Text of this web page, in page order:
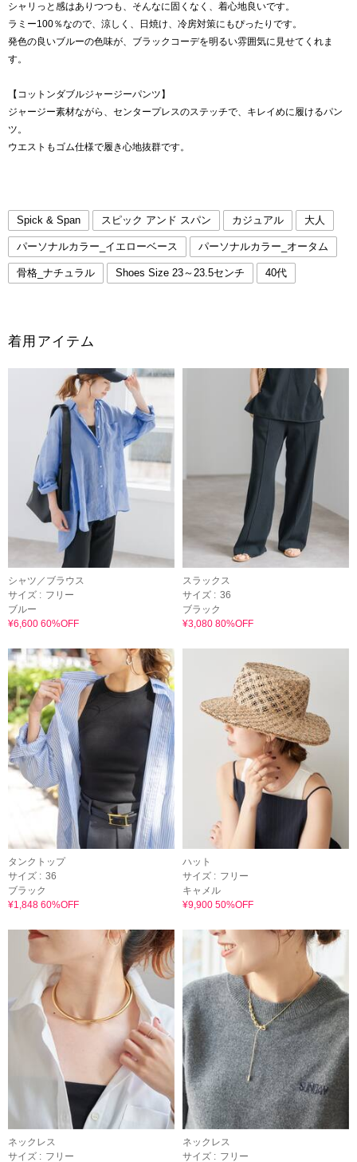
シャリっと感はありつつも、そんなに固くなく、着心地良いです。
ラミー100％なので、涼しく、日焼け、冷房対策にもぴったりです。
発色の良いブルーの色味が、ブラックコーデを明るい雰囲気に見せてくれま
す。
【コットンダブルジャージーパンツ】
ジャージー素材ながら、センタープレスのステッチで、キレイめに履けるパン
ツ。
ウエストもゴム仕様で履き心地抜群です。
Spick & Span スピック アンド スパン カジュアル 大人
パーソナルカラー_イエローベース パーソナルカラー_オータム
骨格_ナチュラル Shoes Size 23～23.5センチ 40代
着用アイテム
シャツ／ブラウス
サイズ : フリー
ブルー
¥6,600 60%OFF
スラックス
サイズ : 36
ブラック
¥3,080 80%OFF
タンクトップ
サイズ : 36
ブラック
¥1,848 60%OFF
ハット
サイズ : フリー
キャメル
¥9,900 50%OFF
ネックレス
サイズ : フリー
ネックレス
サイズ : フリー